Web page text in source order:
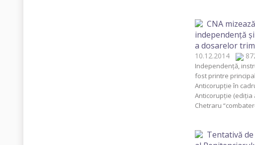
CNA
independenţă
a dosarelor
10.12.2014
Independenţă,
fost printre
Anticorupţie în
Anticorupţie (ediţia
Chetraru
Tentativă